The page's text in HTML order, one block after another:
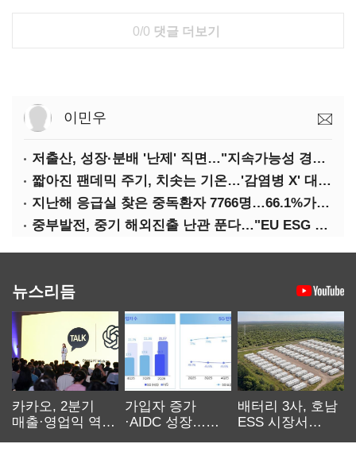
0/0 댓글 더보기
이민우
저출산, 성장·분배 '난제' 직면…"지속가능성 경고등"
짧아진 팬데믹 주기, 치솟는 기온…'감염병 X' 대비해야
지난해 응급실 찾은 중독환자 7766명…66.1%가 '의도적 중독'
중부발전, 중기 해외진출 난관 푼다…"EU ESG 실사 공동 대응"
뉴스리듬
카카오, 2분기
매출·영업익 역대
가입자 증가
·AIDC 성장…
배터리 3사, 호남
ESS 시장서